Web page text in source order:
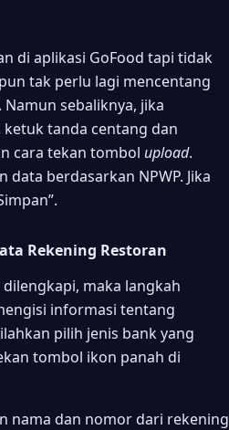
di aplikasi GoFood tapi tidak
tak perlu lagi mencentang
Namun sebaliknya, jika
tanda centang dan
cara tekan tombol upload.
berdasarkan NPWP. Jika
Rekening Restoran
maka langkah
informasi tentang
pilih jenis bank yang
tombol ikon panah di
nama dan nomor dari rekening